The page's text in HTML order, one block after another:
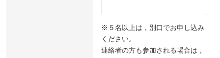
※５名以上は，別口でお申し込み
ください。
連絡者の方も参加される場合は，